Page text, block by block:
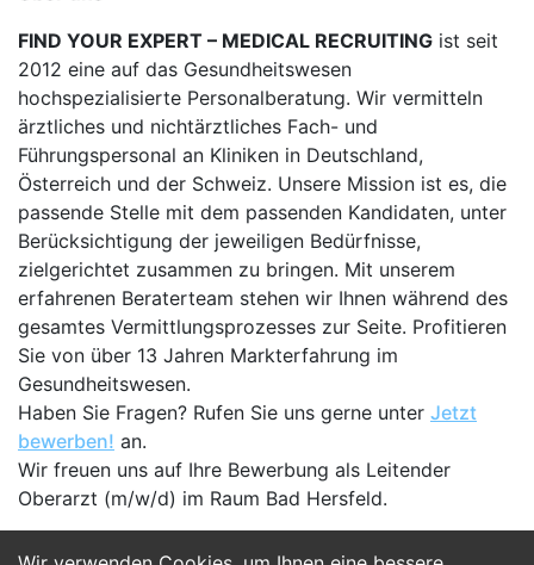
FIND YOUR EXPERT – MEDICAL RECRUITING ist seit
2012 eine auf das Gesundheitswesen
hochspezialisierte Personalberatung. Wir vermitteln
ärztliches und nichtärztliches Fach- und
Führungspersonal an Kliniken in Deutschland,
Österreich und der Schweiz. Unsere Mission ist es, die
passende Stelle mit dem passenden Kandidaten, unter
Berücksichtigung der jeweiligen Bedürfnisse,
zielgerichtet zusammen zu bringen. Mit unserem
erfahrenen Beraterteam stehen wir Ihnen während des
gesamtes Vermittlungsprozesses zur Seite. Profitieren
Sie von über 13 Jahren Markterfahrung im
Gesundheitswesen.
Haben Sie Fragen? Rufen Sie uns gerne unter Jetzt
bewerben! an.
Wir freuen uns auf Ihre Bewerbung als Leitender
Oberarzt (m/w/d) im Raum Bad Hersfeld.